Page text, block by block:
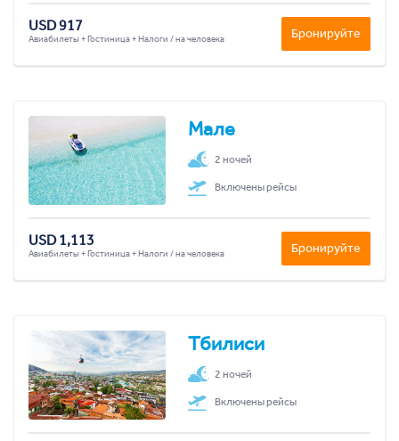
USD 917
Авиабилеты + Гостиница + Налоги / на человека Бронируйте
Мале
2 ночей
Включены рейсы
USD 1,113
Авиабилеты + Гостиница + Налоги / на человека Бронируйте
Тбилиси
2 ночей
Включены рейсы